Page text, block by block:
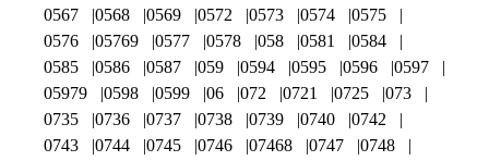
0567
0568 0569 0572 0573 0574
0575
0576
05769 0577 0578 058 0581
0584
0585
0586 0587 059 0594 0595 0596
0597
05979
0598 0599 06 072 0721 0725
073
0735
0736 0737 0738 0739 0740
0742
0743
0744 0745 0746 07468 0747
0748